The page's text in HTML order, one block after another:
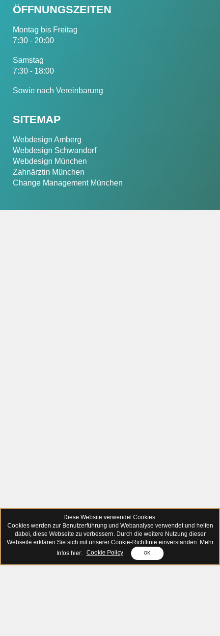
Diese Website verwendet Cookies.
Cookies werden zur Benutzerführung und Webanalyse verwendet und helfen
dabei, diese Webseite zu verbessern. Durch die weitere Nutzung dieser
Webseite erklären Sie sich mit unserer Cookie-Richtlinie einverstanden. Mehr
Infos hier: Cookie Policy OK
ÖFFNUNGSZEITEN
Montag bis Freitag
7:30 - 20:00
Samstag
7:30 - 18:00
Sowie nach Vereinbarung
SITEMAP
Webdesign Amberg
Webdesign Schwandorf
Webdesign München
Zahnärztin München
Change Management München